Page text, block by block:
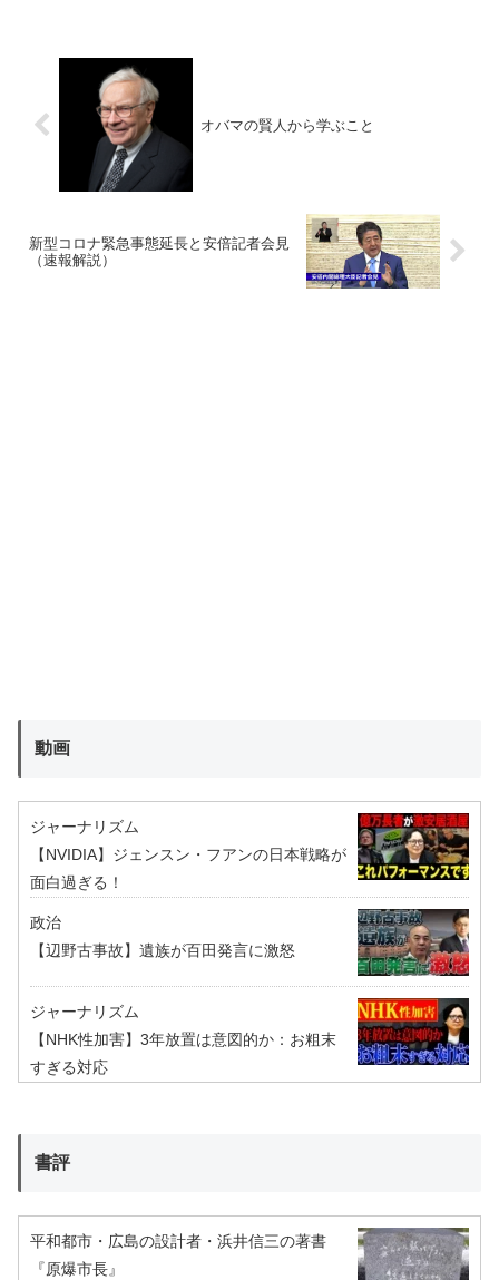
オバマの賢人から学ぶこと
新型コロナ緊急事態延長と安倍記者会見
（速報解説）
動画
ジャーナリズム
【NVIDIA】ジェンスン・フアンの日本戦略が
面白過ぎる！
政治
【辺野古事故】遺族が百田発言に激怒
ジャーナリズム
【NHK性加害】3年放置は意図的か：お粗末
すぎる対応
書評
平和都市・広島の設計者・浜井信三の著書
『原爆市長』